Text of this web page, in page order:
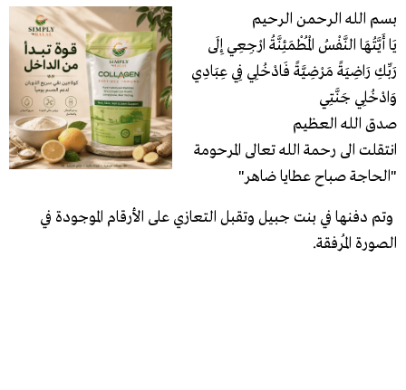
بسم الله الرحمن الرحيم
يَا أَيَّتُهَا النَّفْسُ الْمُطْمَئِنَّةُ ارْجِعِي إِلَى
رَبِّكِ رَاضِيَةً مَرْضِيَّةً فَادْخُلِي فِي عِبَادِي
وَادْخُلِي جَنَّتِي
صدق الله العظيم
انتقلت الى رحمة الله تعالى المرحومة
"الحاجة صباح عطايا ضاهر"
وتم دفنها في بنت جبيل وتقبل التعازي على الأرقام الموجودة في
الصورة المُرفقة.